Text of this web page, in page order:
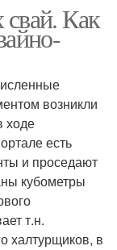
фундамент
фундамент
фундамент
Как
возникли
ходе
есть
и проседают
кубометры
т.н.
халтурщиков, в